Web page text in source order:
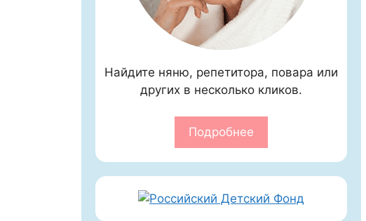
Найдите няню, репетитора, повара или
других в несколько кликов.
Подробнее